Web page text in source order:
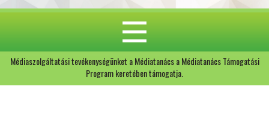
Médiaszolgáltatási tevékenységünket a Médiatanács a Médiatanács Támogatási
Program keretében támogatja.